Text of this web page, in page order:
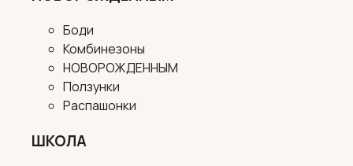
Боди
Комбинезоны
НОВОРОЖДЕННЫМ
Ползунки
Распашонки
ШКОЛА